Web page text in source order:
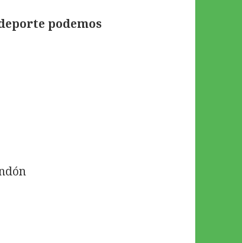
podemos